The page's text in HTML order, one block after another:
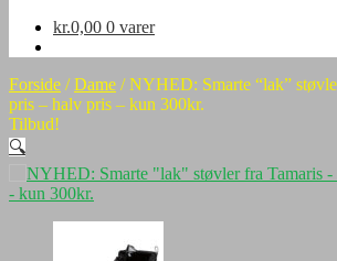
kr.0,00 0 varer
Forside /Dame /NYHED: Smarte “lak”
pris – halv pris – kun 300kr.
Tilbud!
🔍